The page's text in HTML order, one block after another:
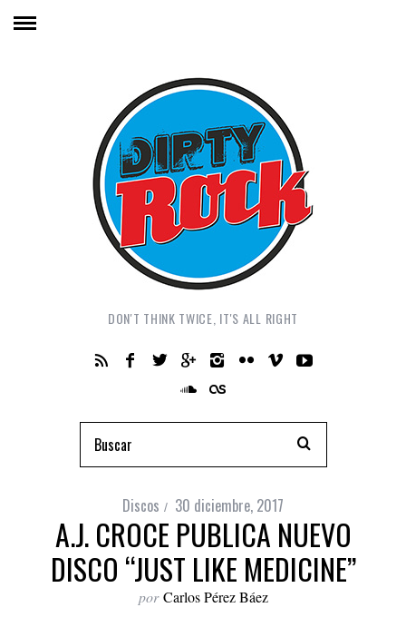
DON'T THINK TWICE, IT'S ALL RIGHT
Discos 30 diciembre, 2017
A.J. CROCE PUBLICA NUEVO
DISCO “JUST LIKE MEDICINE”
por Carlos Pérez Báez